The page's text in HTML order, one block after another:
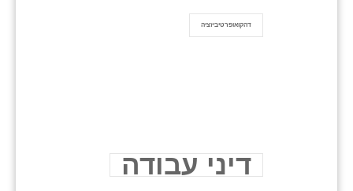
דהקואופרטיביזציה
דיני עבודה